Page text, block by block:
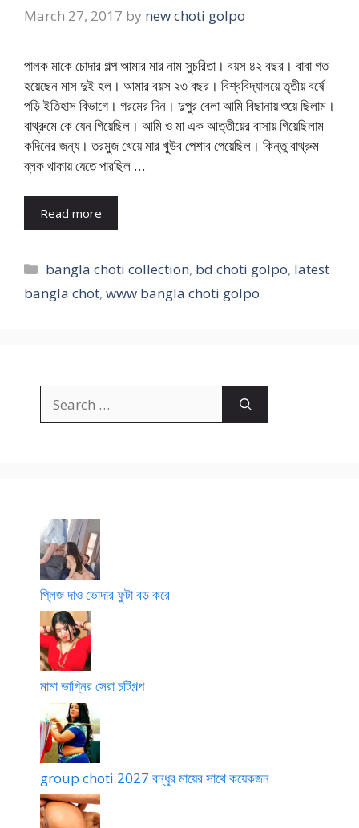
March 27, 2017 by new choti golpo
পালক মাকে চোদার গল্প আমার মার নাম সুচরিতা। বয়স ৪২ বছর। বাবা গত
হয়েছেন মাস দুই হল। আমার বয়স ২৩ বছর। বিশ্ববিদ্যালয়ে তৃতীয় বর্ষে
পড়ি ইতিহাস বিভাগে। গরমের দিন। দুপুর বেলা আমি বিছানায় শুয়ে ছিলাম।
বাথ্রুমে কে যেন গিয়েছিল। আমি ও মা এক আত্তীয়ের বাসায় গিয়েছিলাম
কদিনের জন্য। তরমুজ খেয়ে মার খুউব পেশাব পেয়েছিল। কিন্তু বাথ্রুম
ব্লক থাকায় যেতে পারছিল …
Read more
Categories
bangla choti collection, bd choti golpo, latest
bangla chot, www bangla choti golpo
for:
প্লিজ দাও ভোদার ফুটা বড় করে
মামা ভাগ্নির সেরা চটিগল্প
group choti 2027 বন্ধুর মায়ের সাথে কয়েকজন